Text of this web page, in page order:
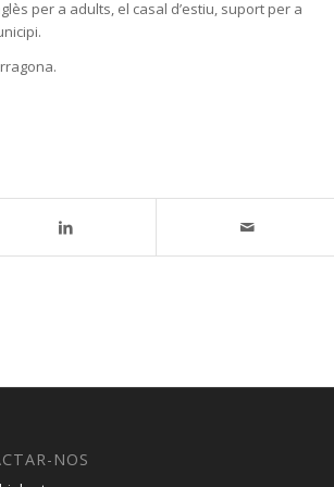
per a adults, el casal d’estiu, suport per a
NOS